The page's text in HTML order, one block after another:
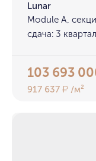
Lunar
Module A,
сдача: 3
103 693
917 637₽ /м²